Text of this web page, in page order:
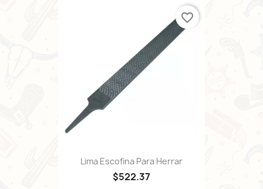
Lima Escofina Para Herrar
$522.37
favorite_border